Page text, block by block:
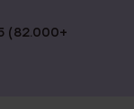
(82.000+